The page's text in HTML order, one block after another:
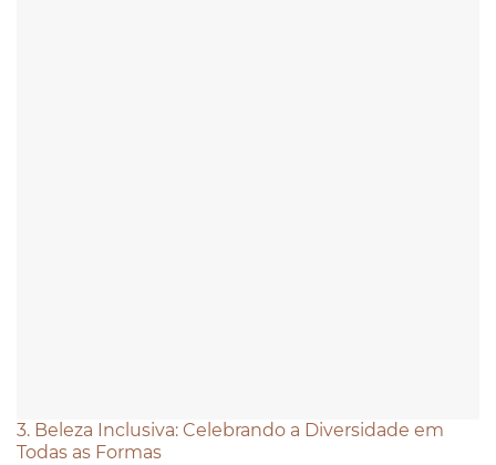
3. Beleza Inclusiva: Celebrando a Diversidade em
Todas as Formas